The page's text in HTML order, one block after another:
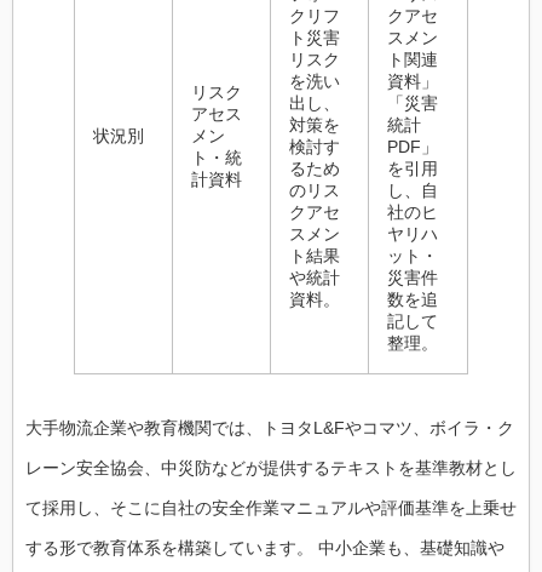
状況別
リスク
アセス
メン
ト・統
計資料
クリフ
ト災害
リスク
を洗い
出し、
対策を
検討す
るため
のリス
クアセ
スメン
ト結果
や統計
資料。
クアセ
スメン
ト関連
資料」
「災害
統計
PDF」
を引用
し、自
社のヒ
ヤリハ
ット・
災害件
数を追
記して
整理。
大手物流企業や教育機関では、トヨタL&Fやコマツ、ボイラ・ク
レーン安全協会、中災防などが提供するテキストを基準教材とし
て採用し、そこに自社の安全作業マニュアルや評価基準を上乗せ
する形で教育体系を構築しています。 中小企業も、基礎知識や